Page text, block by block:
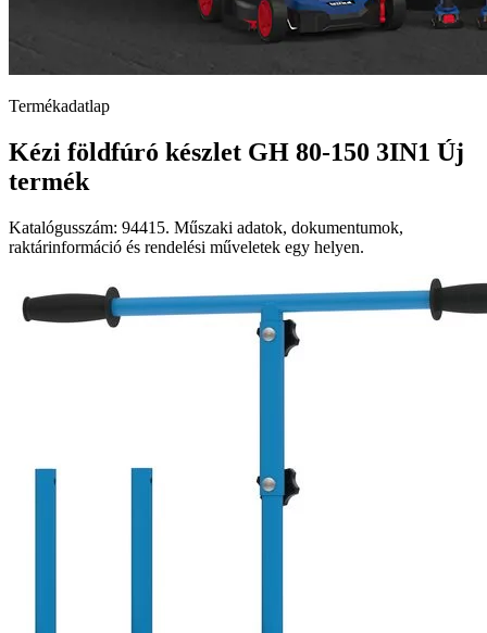
Termékadatlap
Kézi földfúró készlet GH 80-150 3IN1 Új
termék
Katalógusszám: 94415. Műszaki adatok, dokumentumok,
raktárinformáció és rendelési műveletek egy helyen.